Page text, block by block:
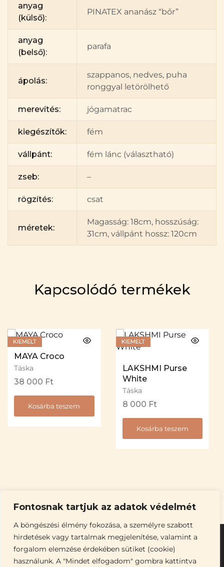
Fontosnak tartjuk az adatok védelmét
A böngészési élmény fokozása, a személyre szabott
hirdetések vagy tartalmak megjelenítése, valamint a
forgalom elemzése érdekében sütiket (cookie)
használunk. A "Mindet elfogadom" gombra kattintva
anyag
(külső):
PINATEX ananász “bőr”
anyag
(belső):
parafa
ápolás:
szappanos, nedves, puha
ronggyal letörölhető
merevítés: jógamatrac
kiegészítők: fém
vállpánt: fém lánc (választható)
zseb: –
rögzítés: csat
méretek:
Magasság: 18cm, hosszúság:
31cm, vállpánt hossz: 120cm
Kapcsolódó termékek
KIEMELT
Táska
MAYA Croco
38 000 Ft
Kosárba teszem
KIEMELT
Táska
LAKSHMI Purse
White
8 000 Ft
Kosárba teszem